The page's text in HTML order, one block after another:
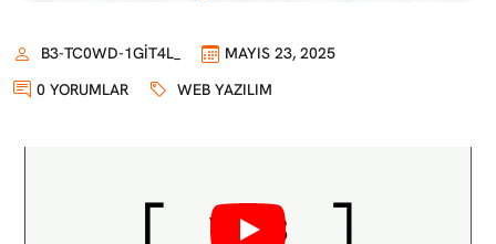
B3-TC0WD-1GIT4L_
MAYIS 23, 2025
0 YORUMLAR
WEB YAZILIM